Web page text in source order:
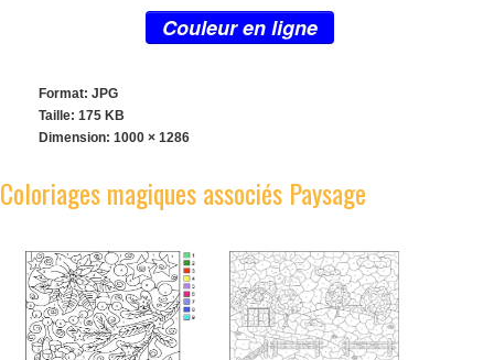
Couleur en ligne
Format: JPG
Taille: 175 KB
Dimension: 1000 × 1286
Coloriages magiques associés Paysage